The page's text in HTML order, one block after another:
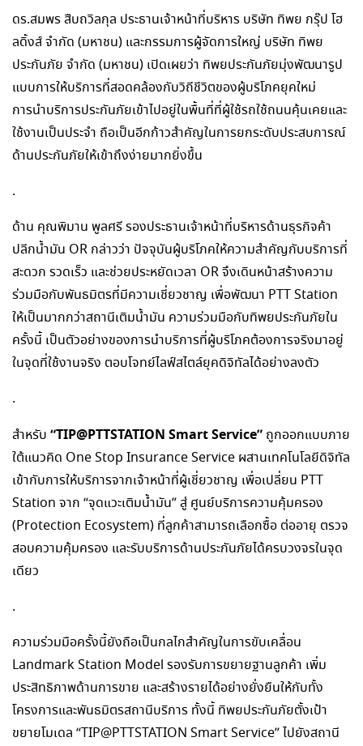
ดร.สมพร สืบถวิลกุล ประธานเจ้าหน้าที่บริหาร บริษัท ทิพย กรุ๊ป โฮ
ลดิ้งส์ จำกัด (มหาชน) และกรรมการผู้จัดการใหญ่ บริษัท ทิพย
ประกันภัย จำกัด (มหาชน) เปิดเผยว่า ทิพยประกันภัยมุ่งพัฒนารูป
แบบการให้บริการที่สอดคล้องกับวิถีชีวิตของผู้บริโภคยุคใหม่
การนำบริการประกันภัยเข้าไปอยู่ในพื้นที่ที่ผู้ใช้รถใช้ถนนคุ้นเคยและ
ใช้งานเป็นประจำ ถือเป็นอีกก้าวสำคัญในการยกระดับประสบการณ์
ด้านประกันภัยให้เข้าถึงง่ายมากยิ่งขึ้น
.
ด้าน คุณพิมาน พูลศรี รองประธานเจ้าหน้าที่บริหารด้านธุรกิจค้า
ปลีกน้ำมัน OR กล่าวว่า ปัจจุบันผู้บริโภคให้ความสำคัญกับบริการที่
สะดวก รวดเร็ว และช่วยประหยัดเวลา OR จึงเดินหน้าสร้างความ
ร่วมมือกับพันธมิตรที่มีความเชี่ยวชาญ เพื่อพัฒนา PTT Station
ให้เป็นมากกว่าสถานีเติมน้ำมัน ความร่วมมือกับทิพยประกันภัยใน
ครั้งนี้ เป็นตัวอย่างของการนำบริการที่ผู้บริโภคต้องการจริงมาอยู่
ในจุดที่ใช้งานจริง ตอบโจทย์ไลฟ์สไตล์ยุคดิจิทัลได้อย่างลงตัว
.
สำหรับ “TIP@PTTSTATION Smart Service” ถูกออกแบบภาย
ใต้แนวคิด One Stop Insurance Service ผสานเทคโนโลยีดิจิทัล
เข้ากับการให้บริการจากเจ้าหน้าที่ผู้เชี่ยวชาญ เพื่อเปลี่ยน PTT
Station จาก “จุดแวะเติมน้ำมัน” สู่ ศูนย์บริการความคุ้มครอง
(Protection Ecosystem) ที่ลูกค้าสามารถเลือกซื้อ ต่ออายุ ตรวจ
สอบความคุ้มครอง และรับบริการด้านประกันภัยได้ครบวงจรในจุด
เดียว
.
ความร่วมมือครั้งนี้ยังถือเป็นกลไกสำคัญในการขับเคลื่อน
Landmark Station Model รองรับการขยายฐานลูกค้า เพิ่ม
ประสิทธิภาพด้านการขาย และสร้างรายได้อย่างยั่งยืนให้กับทั้ง
โครงการและพันธมิตรสถานีบริการ ทั้งนี้ ทิพยประกันภัยตั้งเป้า
ขยายโมเดล “TIP@PTTSTATION Smart Service” ไปยังสถานี